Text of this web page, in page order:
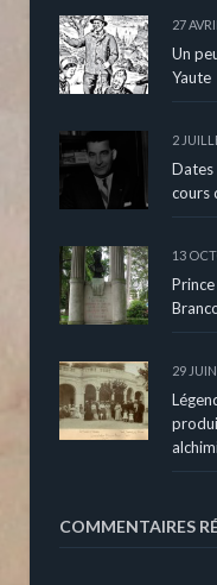
27
Un
Yaute
2
Dates
cours
13
29
COMMENTAIRES